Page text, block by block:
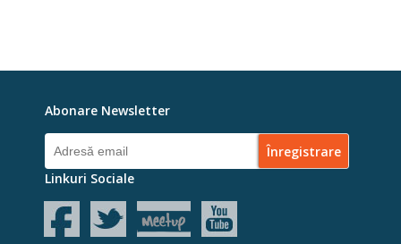
Abonare Newsletter
Linkuri Sociale